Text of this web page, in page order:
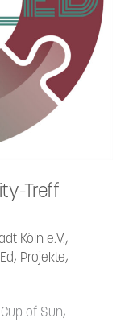
Treff
Köln e.V.,
, Projekte,
of Sun,